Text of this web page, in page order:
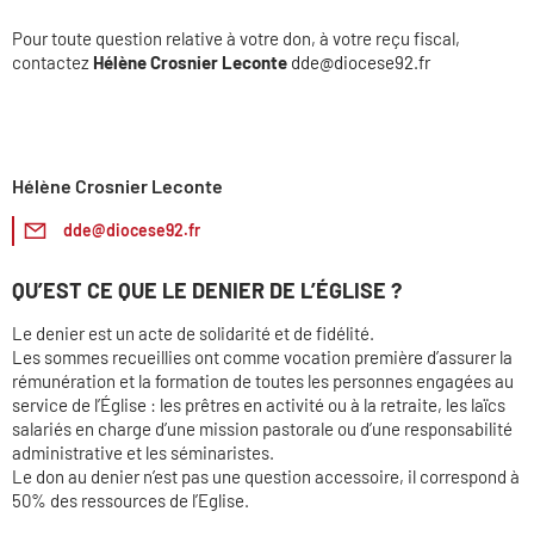
Pour toute question relative à votre don, à votre reçu fiscal,
contactez Hélène Crosnier Leconte dde@diocese92.fr
Hélène Crosnier Leconte
dde@diocese92.fr
QU’EST CE QUE LE DENIER DE L’ÉGLISE ?
Le denier est un acte de solidarité et de fidélité.
Les sommes recueillies ont comme vocation première d’assurer la
rémunération et la formation de toutes les personnes engagées au
service de l’Église : les prêtres en activité ou à la retraite, les laïcs
salariés en charge d’une mission pastorale ou d’une responsabilité
administrative et les séminaristes.
Le don au denier n’est pas une question accessoire, il correspond à
50% des ressources de l’Eglise.